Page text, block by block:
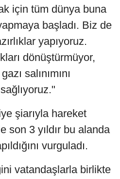
için tüm dünya buna
başladı. Biz de
yapıyoruz.
dönüştürmüyor,
salınımını
şiarıyla hareket
son 3 yıldır bu alanda
vurguladı.
vatandaşlarla birlikte